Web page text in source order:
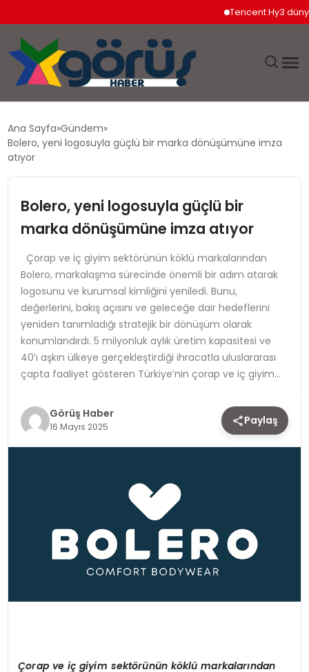
Tencent Hy3 dünya
EKONOMI
MAGAZIN
SAĞLIK
SPOR
TEKNOLOJI
YAŞAM
Ana Sayfa Gündem
Bolero, yeni logosuyla güçlü bir marka dönüşümüne imza
atıyor
Bolero, yeni logosuyla güçlü bir
marka dönüşümüne imza atıyor
Çorap ve iç giyim sektörünün köklü markalarından
Bolero, markalaşma sürecinde önemli bir adım atarak
logosunu ve kurumsal kimliğini yeniledi. Bunu,
değerlerini, bakış açısını ve geleceğe dair hedeflerini
yeniden tanımladığı stratejik bir dönüşüm olarak
konumlandırdı. 5 milyonluk aylık üretim kapasitesi ve
40’ı aşkın ülkeye gerçekleştirdiği ihracatla uluslararası
çapta faaliyet gösteren Türkiye’nin çorap ve iç giyim…
Görüş Haber
16 Mayıs 2025 Paylaş
Çorap ve iç giyim sektörünün köklü markalarından